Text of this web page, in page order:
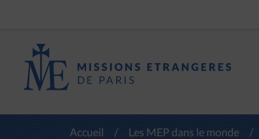
Accueil / Les MEP dans le monde /